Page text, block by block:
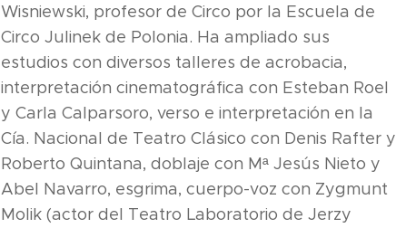
Wisniewski, profesor de Circo por la Escuela de
Circo Julinek de Polonia. Ha ampliado sus
estudios con diversos talleres de acrobacia,
interpretación cinematográfica con Esteban Roel
y Carla Calparsoro, verso e interpretación en la
Cía. Nacional de Teatro Clásico con Denis Rafter y
Roberto Quintana, doblaje con Mª Jesús Nieto y
Abel Navarro, esgrima, cuerpo-voz con Zygmunt
Molik (actor del Teatro Laboratorio de Jerzy